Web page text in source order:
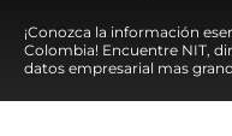
¡Conozca la información
Colombia! Encuentre NIT,
datos empresarial mas